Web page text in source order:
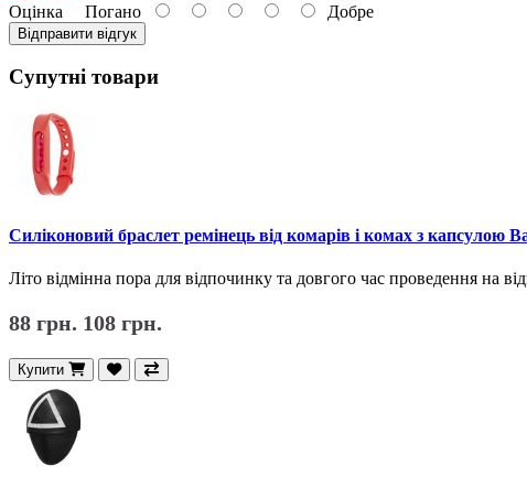
Оцінка Погано Добре
Відправити відгук
Супутні товари
Силіконовий браслет ремінець від комарів і комах з капсулою
Літо відмінна пора для відпочинку та довгого час проведення на
88 грн. 108 грн.
Купити